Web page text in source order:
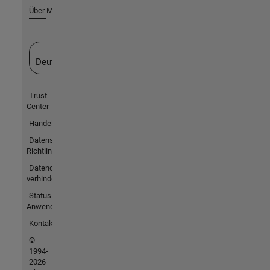
Über MathWorks
Deutschland
Trust
Center
Handelsmarken
Datenschutz-
Richtlinien
Datendiebstahl
verhindern
Status von
Anwendungen
Kontakt
©
1994-
2026